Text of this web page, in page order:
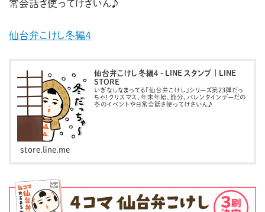
常会話さ使ってけさいん♪
仙台弁こけし冬編４
仙台弁こけし 冬編4 - LINE スタンプ | LINE
STORE
いぎなしなまってる「仙台弁こけし」シリーズ第23弾だっ
ちゃ！クリスマス、年末年始、節分、バレンタインデーだの
冬のイベントや日常会話さ使ってけさいん♪
store.line.me